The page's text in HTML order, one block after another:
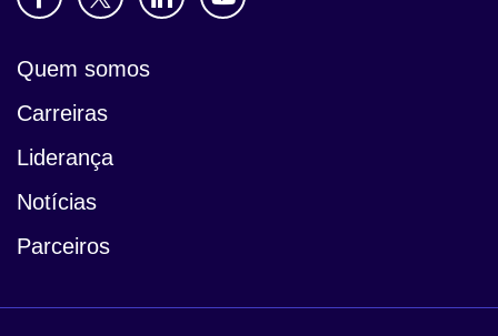
Quem somos
Carreiras
Liderança
Notícias
Parceiros